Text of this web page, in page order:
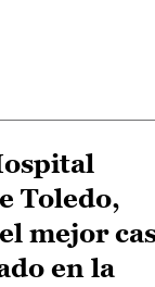
Toledo,
mejor
en la